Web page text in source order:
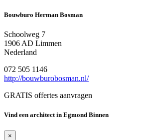
Bouwburo Herman Bosman
Schoolweg 7
1906 AD Limmen
Nederland
072 505 1146
http://bouwburobosman.nl/
GRATIS offertes aanvragen
Vind een architect in Egmond Binnen
×